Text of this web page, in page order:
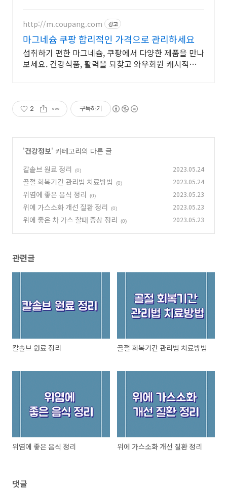
http://m.coupang.com 광고
마그네슘 쿠팡 합리적인 가격으로 관리하세요
섭취하기 편한 마그네슘, 쿠팡에서 다양한 제품을 만나
보세요. 건강식품, 활력을 되찾고 와우회원 캐시적립도
2 구독하기
'건강정보' 카테고리의 다른 글
칼솔브 원료 정리
(0) 2023.05.24
골절 회복기간 관리법 치료방법 (0) 2023.05.24
위염에 좋은 음식 정리 (0) 2023.05.23
위에 가스소화 개선 질환 정리 (0) 2023.05.23
위에 좋은 차 가스 찰때 증상 정리 (0) 2023.05.23
관련글
칼솔브 원료 정리 골절 회복기간 관리법 치료방법
위염에 좋은 음식 정리 위에 가스소화 개선 질환 정리
댓글